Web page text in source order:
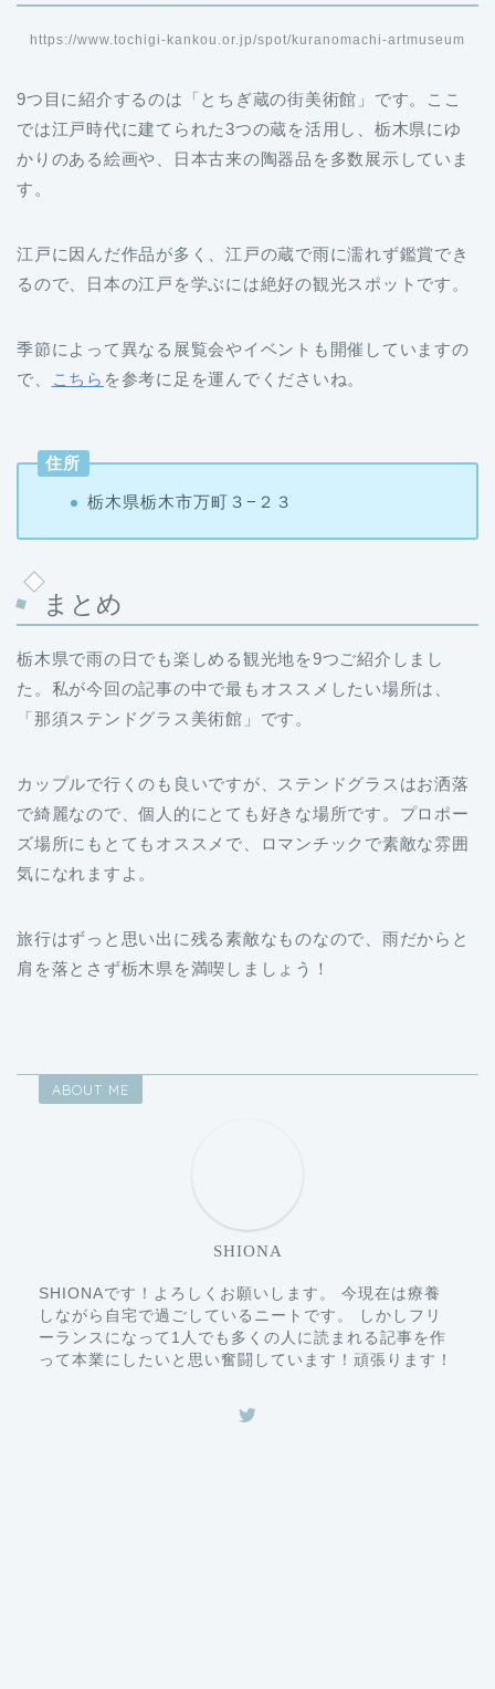
https://www.tochigi-kankou.or.jp/spot/kuranomachi-artmuseum
9つ目に紹介するのは「とちぎ蔵の街美術館」です。ここ
では江戸時代に建てられた3つの蔵を活用し、栃木県にゆ
かりのある絵画や、日本古来の陶器品を多数展示していま
す。
江戸に因んだ作品が多く、江戸の蔵で雨に濡れず鑑賞でき
るので、日本の江戸を学ぶには絶好の観光スポットです。
季節によって異なる展覧会やイベントも開催していますの
で、
こちら を参考に足を運んでくださいね。
住所
栃木県栃木市万町３−２３
まとめ
栃木県で雨の日でも楽しめる観光地を9つご紹介しまし
た。私が今回の記事の中で最もオススメしたい場所は、
「那須ステンドグラス美術館」です。
カップルで行くのも良いですが、ステンドグラスはお洒落
で綺麗なので、個人的にとても好きな場所です。プロポー
ズ場所にもとてもオススメで、ロマンチックで素敵な雰囲
気になれますよ。
旅行はずっと思い出に残る素敵なものなので、雨だからと
肩を落とさず栃木県を満喫しましょう！
ABOUT ME
SHIONA
SHIONAです！よろしくお願いします。 今現在は療養
しながら自宅で過ごしているニートです。 しかしフリ
ーランスになって1人でも多くの人に読まれる記事を作
って本業にしたいと思い奮闘しています！頑張ります！